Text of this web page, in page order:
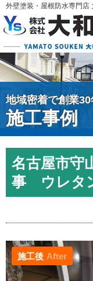
外壁塗装・屋根防水専門店
地域密着で創業
施工事例
名古屋市
事 ウレタ
施工後 After